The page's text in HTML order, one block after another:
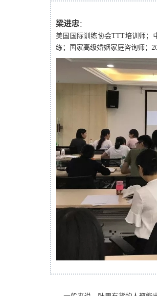
梁进忠：
美国国际训练协会TTT培训师；
练；国家高级婚姻家庭咨询师；